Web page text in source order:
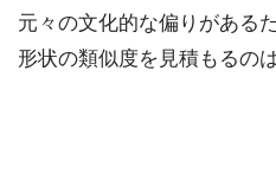
元々の文化的な偏りがある
形状の類似度を見積もるの